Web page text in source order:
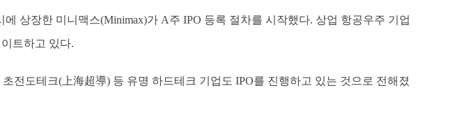
상장한 미니맥스(Minimax)가 A주 IPO 등록 절차를 시작했다. 상업 항공우주 기업
트하고 있다.
전도테크(上海超導) 등 유명 하드테크 기업도 IPO를 진행하고 있는 것으로 전해졌